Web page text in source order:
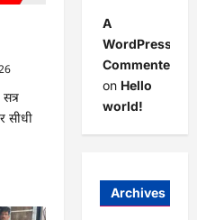
सीधी
A
WordPress
Commenter
on Hello
world!
Archives